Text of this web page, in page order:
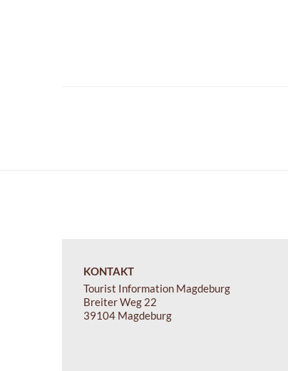
KONTAKT
Tourist Information Magdeburg
Breiter Weg 22
39104 Magdeburg